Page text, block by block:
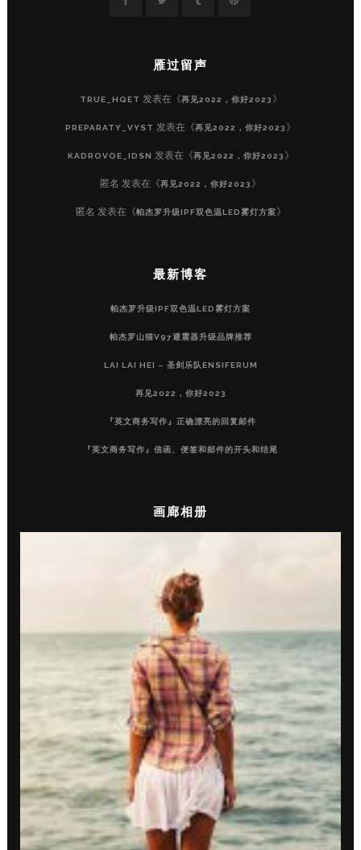
雁过留声
TRUE_HQET 发表在《再见2022，你好2023 》
PREPARATY_VYST 发表在《再见2022，你好2023 》
KADROVOE_IDSN 发表在《再见2022，你好2023 》
匿名 发表在《再见2022，你好2023 》
匿名 发表在《帕杰罗升级IPF双色温LED雾灯方案》
最新博客
帕杰罗升级IPF双色温LED雾灯方案
帕杰罗山猫V97避震器升级品牌推荐
LAI LAI HEI – 圣剑乐队ENSIFERUM
再见2022，你好2023
『英文商务写作』正确漂亮的回复邮件
『英文商务写作』信函、便签和邮件的开头和结尾
画廊相册